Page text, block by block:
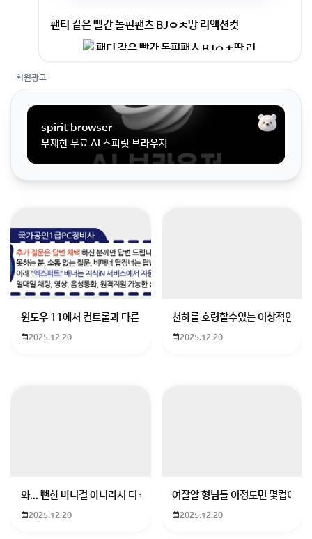
팬티 같은 빨간 돌핀팬츠 BJㅇㅊ땅 리액션컷
회원광고
spirit browser
무제한 무료 AI 스피릿 브라우저
윈도우 11에서 컨트롤과 다른 키가 같이 안눌림 게임을 하는 중에 컨트
2025.12.20
천하를 호령할수있는 이상적인 몸
2025.12.20
와... 뻔한 바니걸 아니라서 더 좋음
2025.12.20
여잘알 형님들 이정도면 몇컵이에
2025.12.20